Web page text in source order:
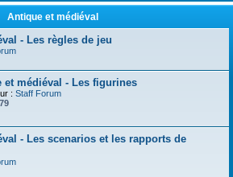
Antique et médiéval
- Les règles de jeu
et médiéval - Les figurines
: Staff Forum
- Les scenarios et les rapports de